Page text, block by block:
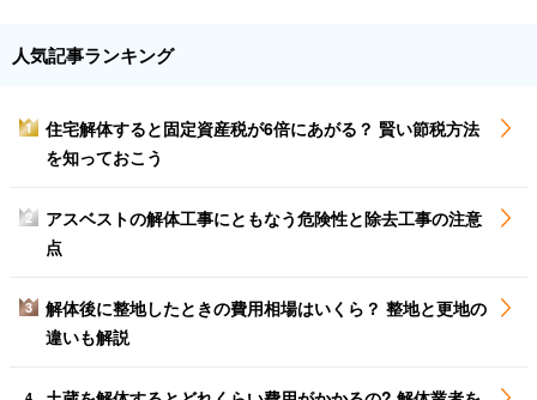
人気記事ランキング
1
住宅解体すると固定資産税が6倍にあがる？ 賢い節税方法
を知っておこう
2
アスベストの解体工事にともなう危険性と除去工事の注意
点
3
解体後に整地したときの費用相場はいくら？ 整地と更地の
違いも解説